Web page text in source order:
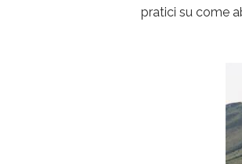
pratici su come